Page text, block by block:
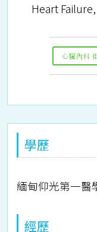
Heart
心臟內科
學歷
緬甸仰光第一醫
經歷